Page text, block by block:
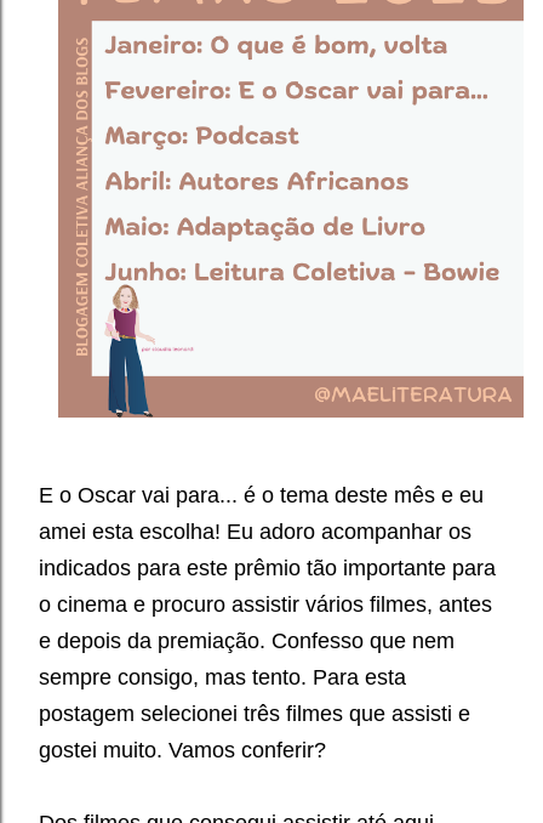
E o Oscar vai para... é o tema deste mês e eu
amei esta escolha! Eu adoro acompanhar os
indicados para este prêmio tão importante para
o cinema e procuro assistir vários filmes, antes
e depois da premiação. Confesso que nem
sempre consigo, mas tento. Para esta
postagem selecionei três filmes que assisti e
gostei muito. Vamos conferir?